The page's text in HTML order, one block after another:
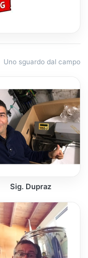
Uno sguardo dal campo
Sig. Dupraz